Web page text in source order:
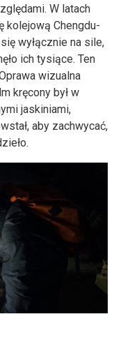
W latach
kolejową Chengdu-
wyłącznie na sile,
ich tysiące. Ten
wizualna
kręcony był w
jaskiniami,
aby zachwycać,